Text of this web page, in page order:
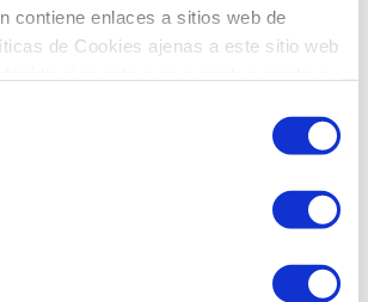
contiene enlaces a sitios web de
de Cookies ajenas a este sitio web
organizaciones sin
ánimo de lucro, “.info”
negocio que quiera
serán de ayuda.
Según el lugar de
centrada en un sitio